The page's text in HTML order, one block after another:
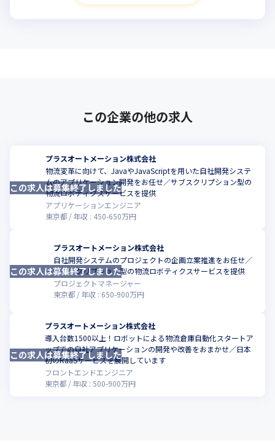
この企業の他の求人
プラスオートメーション株式会社
物流変革に向けて、JavaやJavaScriptを用いた自社開発システ
ムのアプリケーション開発をお任せ／サブスクリプション型の
物流ロボティクスサービスを提供
アプリケーションエンジニア
東京都
年収 : 450-650万円
この求人は募集終了しました
プラスオートメーション株式会社
自社開発システムのプロジェクトの企画立案推進をお任せ／
サブスクリプション型の物流ロボティクスサービスを提供
プロジェクトマネージャー
東京都
年収 : 650-900万円
この求人は募集終了しました
プラスオートメーション株式会社
導入台数1500以上！ロボットによる物流倉庫自動化スタートア
ップでの自社アプリケーションの開発や改善をおまかせ／日本
初のRaaSサービスを展開しています
フロントエンドエンジニア
東京都
年収 :500-900万円
この求人は募集終了しました